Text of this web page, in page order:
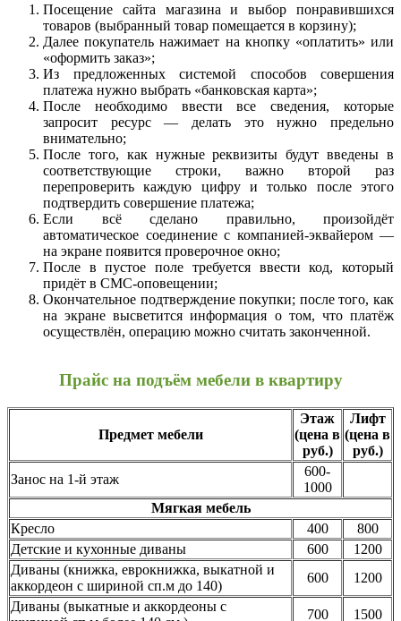
Посещение сайта магазина и выбор понравившихся
товаров (выбранный товар помещается в корзину);
Далее покупатель нажимает на кнопку «оплатить» или
«оформить заказ»;
Из предложенных системой способов совершения
платежа нужно выбрать «банковская карта»;
После необходимо ввести все сведения, которые
запросит ресурс — делать это нужно предельно
внимательно;
После того, как нужные реквизиты будут введены в
соответствующие строки, важно второй раз
перепроверить каждую цифру и только после этого
подтвердить совершение платежа;
Если всё сделано правильно, произойдёт
автоматическое соединение с компанией-эквайером —
на экране появится проверочное окно;
После в пустое поле требуется ввести код, который
придёт в СМС-оповещении;
Окончательное подтверждение покупки; после того, как
на экране высветится информация о том, что платёж
осуществлён, операцию можно считать законченной.
Прайс на подъём мебели в квартиру
Предмет мебели
Этаж
(цена в
руб.)
Лифт
(цена в
руб.)
Занос на 1-й этаж
600-
1000
Мягкая мебель
Кресло
400
800
Детские и кухонные диваны
600
1200
Диваны (книжка, еврокнижка, выкатной и
аккордеон с шириной сп.м до 140)
600
1200
Диваны (выкатные и аккордеоны с
700 1500